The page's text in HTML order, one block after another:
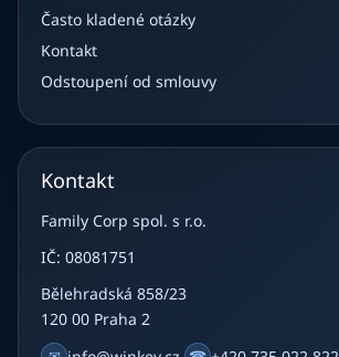
Často kladené otázky
Kontakt
Odstoupení od smlouvy
Kontakt
Family Corp spol. s r.o.
IČ: 08081751
Bělehradská 858/23
120 00 Praha 2